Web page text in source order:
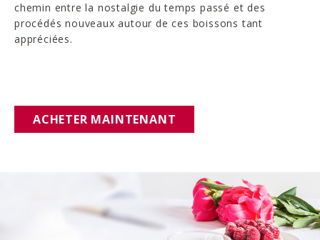
chemin entre la nostalgie du temps passé et des
procédés nouveaux autour de ces boissons tant
appréciées.
ACHETER MAINTENANT